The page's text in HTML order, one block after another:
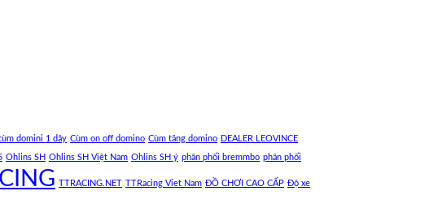
domini 1 dây Cùm on off domino Cùm tăng domino DEALER LEOVINCE
Ohlins SH Ohlins SH Việt Nam Ohlins SH ý phân phối bremmbo phân phối
TTRACING.NET TTRacing Viet Nam ĐỒ CHƠI CAO CẤP Độ xe